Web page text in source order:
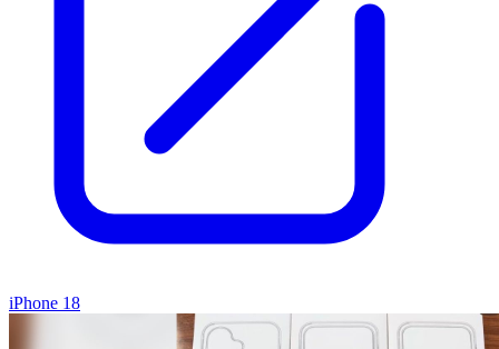
iPhone 18